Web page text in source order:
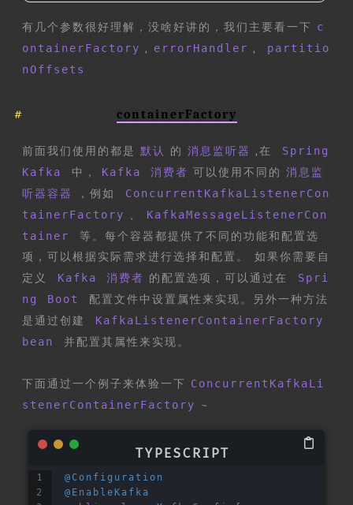
有几个参数很好理解，没啥好讲的，我们主要看一下 c
ontainerFactory , errorHandler ,
partitio
nOffsets
containerFactory
前面我们使用的都是 默认 的 消息监听器 ,在
Spring
Kafka
中， Kafka 消费者 可以使用不同的 消息监
听器容器
，例如
ConcurrentKafkaListenerCon
tainerFactory
、
KafkaMessageListenerCon
tainer
等。每个容器都提供了不同的功能和配置选
项，可以根据实际需求进行选择和配置。 如果你需要自
定义
Kafka 消费者 的配置选项，可以通过在
Spri
ng Boot
配置文件中设置属性来实现。另外一种方法
是通过创建
KafkaListenerContainerFactory
bean
并配置其属性来实现。
下面通过一个例子来体验一下
ConcurrentKafkaLi
stenerContainerFactory
~
@Configuration
@EnableKafka